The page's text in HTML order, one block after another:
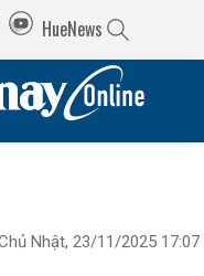
HueNews
Nhật, 23/11/2025 17:07